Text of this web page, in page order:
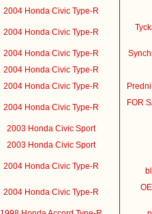
2004 Honda Civic Type-R
2004 Honda Civic Type-R
2004 Honda Civic Type-R
2004 Honda Civic Type-R
2004 Honda Civic Type-R
2004 Honda Civic Type-R FOR
2003 Honda Civic Sport
2003 Honda Civic Sport
2004 Honda Civic Type-R
2004 Honda Civic Type-R